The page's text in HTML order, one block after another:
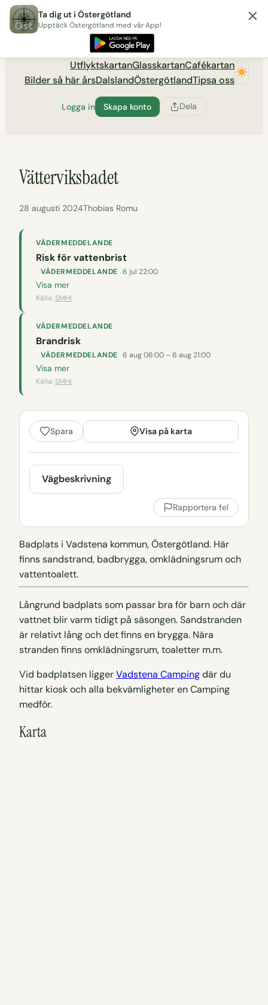
Hoppa
till
Utflyktsportalen tadigut.nu
UtflyktskartanGlasskartanCafékartan
Bilder så här årsDalslandÖstergötlandTipsa oss
Logga in Skapa konto Dela
Vätterviksbadet
28 augusti 2024Thobias Romu
VÄDERMEDDELANDE
Risk för vattenbrist
VÄDERMEDDELANDE 6 jul 22:00
Visa mer
Källa: SMHI
VÄDERMEDDELANDE
Brandrisk
VÄDERMEDDELANDE 6 aug 06:00 – 6 aug 21:00
Visa mer
Källa: SMHI
Spara Visa på karta
Vägbeskrivning
Rapportera fel
Badplats i Vadstena kommun, Östergötland. Här
finns sandstrand, badbrygga, omklädningsrum och
vattentoalett.
Långrund badplats som passar bra för barn och där
vattnet blir varm tidigt på säsongen. Sandstranden
är relativt lång och det finns en brygga. Nära
stranden finns omklädningsrum, toaletter m.m.
Vid badplatsen liggerVadstena Campingdär du
hittar kiosk och alla bekvämligheter en Camping
medför.
Karta
Ta dig ut i Östergötland
Upptäck Östergötland med vår App! ×